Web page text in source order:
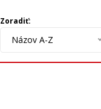
Zoradiť:
Názov A-Z